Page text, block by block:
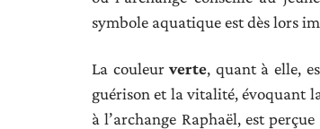
symbole aquatique est dès lors
La couleurverte, quant à elle,
guérison et la vitalité, évoquant
à l’archange Raphaël, est